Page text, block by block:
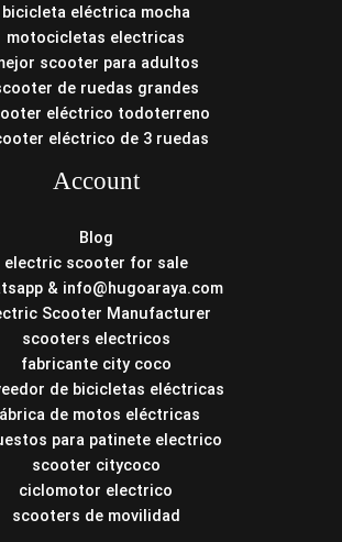
bicicleta eléctrica mocha
motocicletas electricas
scooter para adultos
de ruedas grandes
eléctrico todoterreno
eléctrico de 3 ruedas
Account
Blog
electric scooter for sale
& info@hugoaraya.com
Scooter Manufacturer
scooters electricos
fabricante city coco
de bicicletas eléctricas
de motos eléctricas
para patinete electrico
scooter citycoco
ciclomotor electrico
scooters de movilidad